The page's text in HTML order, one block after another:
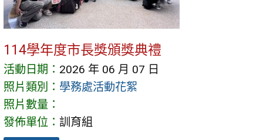
114學年度市長獎頒獎典禮
活動日期： 2026 年 06 月 07 日
照片類別： 學務處活動花絮
照片數量：
發佈單位： 訓育組